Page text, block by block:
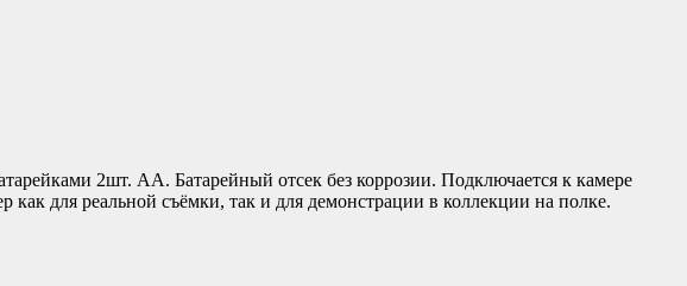
2шт. АА. Батарейный отсек без коррозии. Подключается к камере
для реальной съёмки, так и для демонстрации в коллекции на полке.